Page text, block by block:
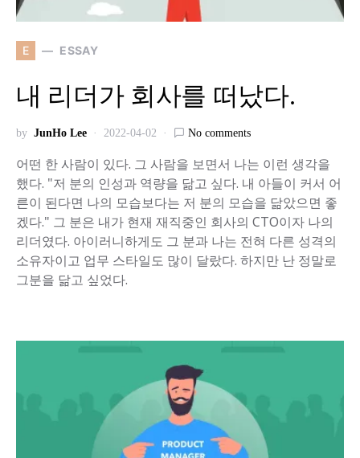
E ESSAY
내 리더가 회사를 떠났다.
by JunHo Lee 2022-04-02 No comments
어떤 한 사람이 있다. 그 사람을 보면서 나는 이런 생각을
했다. "저 분의 인성과 역량을 닮고 싶다. 내 아들이 커서 어
른이 된다면 나의 모습보다는 저 분의 모습을 닮았으면 좋
겠다." 그 분은 내가 현재 재직중인 회사의 CTO이자 나의
리더였다. 아이러니하게도 그 분과 나는 전혀 다른 성격의
소유자이고 업무 스타일도 많이 달랐다. 하지만 난 정말로
그분을 닮고 싶었다.